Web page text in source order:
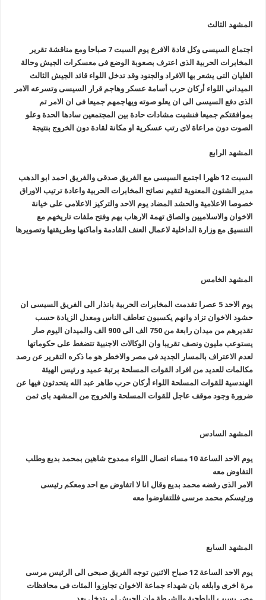
المشهد الثالث
اجتماع السيسى وكل قادة الافرع يوم السبت 7 صباحا ومع مناقشة تقرير
المخابرات الحربية الذى اعترف بصعوبة الوضع فى معسكرات الجيش وحالة
الغليان التى يشعر بها الافراد والجنود وقد تدخل اللواء قائد الجيش الثالث
الميداني اللواء أركان حرب أسامة عسكر وهاجم قرار السيسى وتسرعه الامر
الذى دفع السيسى الى ان يعلو صوته ويهاجمهم جميعا فى ان الامر تم
بموافقتكم جميعا فنشبت مشادات حادة بين المجتمعين سادها الحدة وعلو
الصوت دون مراعاة لاى رتب عسكرية او مكانة لقادة دون الخروج بنتيجة
المشهد الرابع
السبت 12 ظهرا
اجتمع السيسى مع الفريق صدقى والفريق احمد ابو الدهب
مدير الشئون المعنوية لتقيم نصائح المخابرات الحربية واعادة ترتيب الاوراق
خصوصا الاعلامية والحشد المضاد يوم الاحد والتركيز الاعلامى على خيانة
الاخوان والاسلاميين والصاق تهمة الارهاب بهم وفتح ملفات تاريخهم مع
التنسيق مع وزارة الداخلية لاعمال العنف القادمة واماكنها وطريقتها وتصويرها
المشهد الخامس
يوم الاحد 5 عصرا تقدمت المخابرات الحربية بانذار الى الفريق السيسى ان
حشود الاخوان تزاد وانهم يكسبون تعاطف الناس ومعدل الزيادة حسب
تقديرهم من ميدان رابعة من 750 الف الى 900 الف والميدان اليوم صار
يستوعب مليون ونصف تقريبا وان الوكالات الاجنبية تتضغط على حكوماتها
لعدم الاعتراف بالمسار الجديد فى مصر والاخطر هو ما ذكره التقرير عن رصد
مكالمات للعديد من افراد القوات المسلحة برتبة عميد و رئيس الهيئة
الهندسية للقوات المسلحة اللواء أركان حرب طاهر عبد الله يتحدثون فيها عن
ضرورة وجود موقف عاجل للقوات المسلحة والخروج من المشهد باى ثمن
المشهد السادس
يوم الاحد الساعة 10 مساء اتصال اللواء ممدوح شاهين بمحمد بديع وطلب
التفاوض معه
الامر الذى رفضه محمد بديع وقال انا لا اتفاوض مع احد ومعكم رئيسى
ورئيسكم محمد مرسى فللتفاوضوا معه
المشهد السابع
يوم الاحد الساعة 12 صباح الاثنين
توجه الفريق صبحى الى الرئيس مرسى
مرة اخرى وابلغه بان شهداء جماعة الاخوان تجاوزوا المئات فى محافظات